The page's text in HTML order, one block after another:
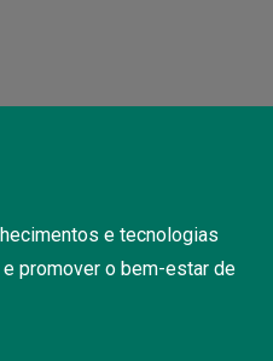
e tecnologias
promover o bem-estar de